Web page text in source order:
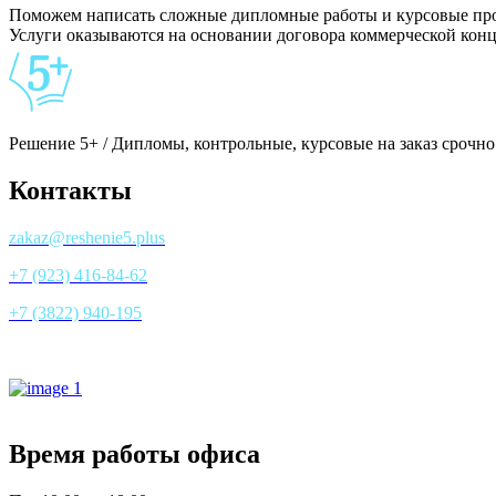
Поможем написать сложные дипломные работы и курсовые
Услуги оказываются на основании договора коммерческой
Решение 5+ / Дипломы, контрольные, курсовые на заказ
Контакты
zakaz@reshenie5.plus
+7 (923) 416-84-62
+7 (3822) 940-195
Время работы офиса